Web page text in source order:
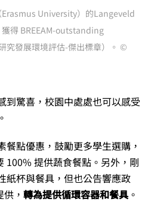
Erasmus University）的Langeveld
得 BREEAM-outstanding
究發展環境評估-傑出標章）。 ©
到驚喜，校園中處處也可以感受
餐點優惠，鼓勵更多學生選購，
100% 提供蔬食餐點。另外，剛
紙杯與餐具，但也公告響應政
， 轉為提供循環容器和餐具 。